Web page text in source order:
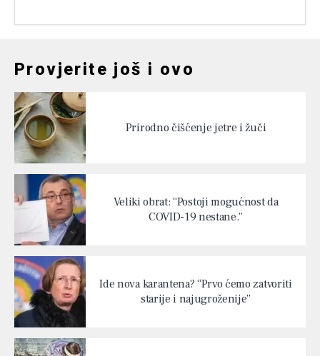
Provjerite još i ovo
Prirodno čišćenje jetre i žuči
Veliki obrat: “Postoji mogućnost da
COVID-19 nestane.”
Ide nova karantena? “Prvo ćemo zatvoriti
starije i najugroženije”